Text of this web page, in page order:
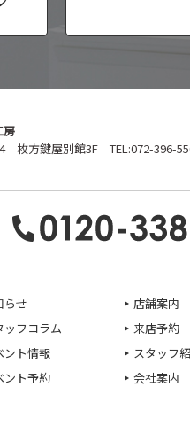
房
枚方鍵屋別館3F TEL:072-396-
らせ
ッフコラム
ント情報
ント予約
店舗案内
来店予約
スタッフ
会社案内